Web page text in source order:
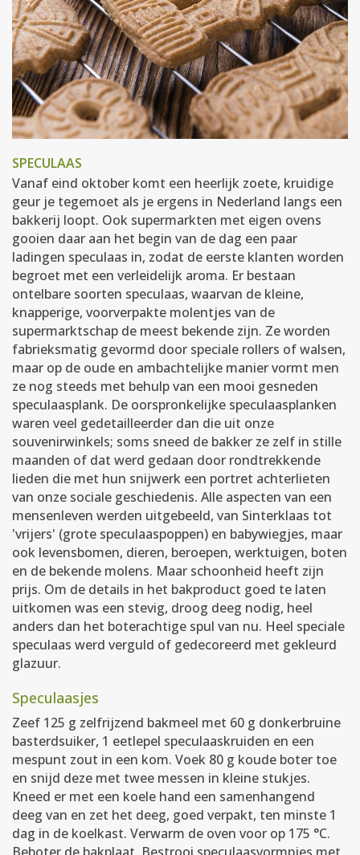
SPECULAAS
Vanaf eind oktober komt een heerlijk zoete, kruidige
geur je tegemoet als je ergens in Nederland langs een
bakkerij loopt. Ook supermarkten met eigen ovens
gooien daar aan het begin van de dag een paar
ladingen speculaas in, zodat de eerste klanten worden
begroet met een verleidelijk aroma. Er bestaan
ontelbare soorten speculaas, waarvan de kleine,
knapperige, voorverpakte molentjes van de
supermarktschap de meest bekende zijn. Ze worden
fabrieksmatig gevormd door speciale rollers of walsen,
maar op de oude en ambachtelijke manier vormt men
ze nog steeds met behulp van een mooi gesneden
speculaasplank. De oorspronkelijke speculaasplanken
waren veel gedetailleerder dan die uit onze
souvenirwinkels; soms sneed de bakker ze zelf in stille
maanden of dat werd gedaan door rondtrekkende
lieden die met hun snijwerk een portret achterlieten
van onze sociale geschiedenis. Alle aspecten van een
mensenleven werden uitgebeeld, van Sinterklaas tot
'vrijers' (grote speculaaspoppen) en babywiegjes, maar
ook levensbomen, dieren, beroepen, werktuigen, boten
en de bekende molens. Maar schoonheid heeft zijn
prijs. Om de details in het bakproduct goed te laten
uitkomen was een stevig, droog deeg nodig, heel
anders dan het boterachtige spul van nu. Heel speciale
speculaas werd verguld of gedecoreerd met gekleurd
glazuur.
Speculaasjes
Zeef 125 g zelfrijzend bakmeel met 60 g donkerbruine
basterdsuiker, 1 eetlepel speculaaskruiden en een
mespunt zout in een kom. Voek 80 g koude boter toe
en snijd deze met twee messen in kleine stukjes.
Kneed er met een koele hand een samenhangend
deeg van en zet het deeg, goed verpakt, ten minste 1
dag in de koelkast. Verwarm de oven voor op 175 °C.